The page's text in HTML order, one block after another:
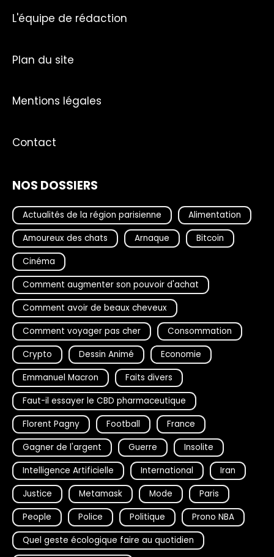
L'équipe de rédaction
Plan du site
Mentions légales
Contact
NOS DOSSIERS
Actualités de la région parisienne
Alimentation
Amoureux des chats
Arnaque
Bitcoin
Cinéma
Comment augmenter son pouvoir d'achat
Comment avoir de beaux cheveux
Comment voyager pas cher
Consommation
Crypto
Dessin Animé
Economie
Emmanuel Macron
Faits divers
Faut-il essayer le CBD pharmaceutique
Florent Pagny
Football
France
Gagner de l'argent
Guerre
Insolite
Intelligence Artificielle
International
Iran
Justice
Metamask Mode
Paris
People
Police Politique
Prono NBA
Quel geste écologique faire au quotidien